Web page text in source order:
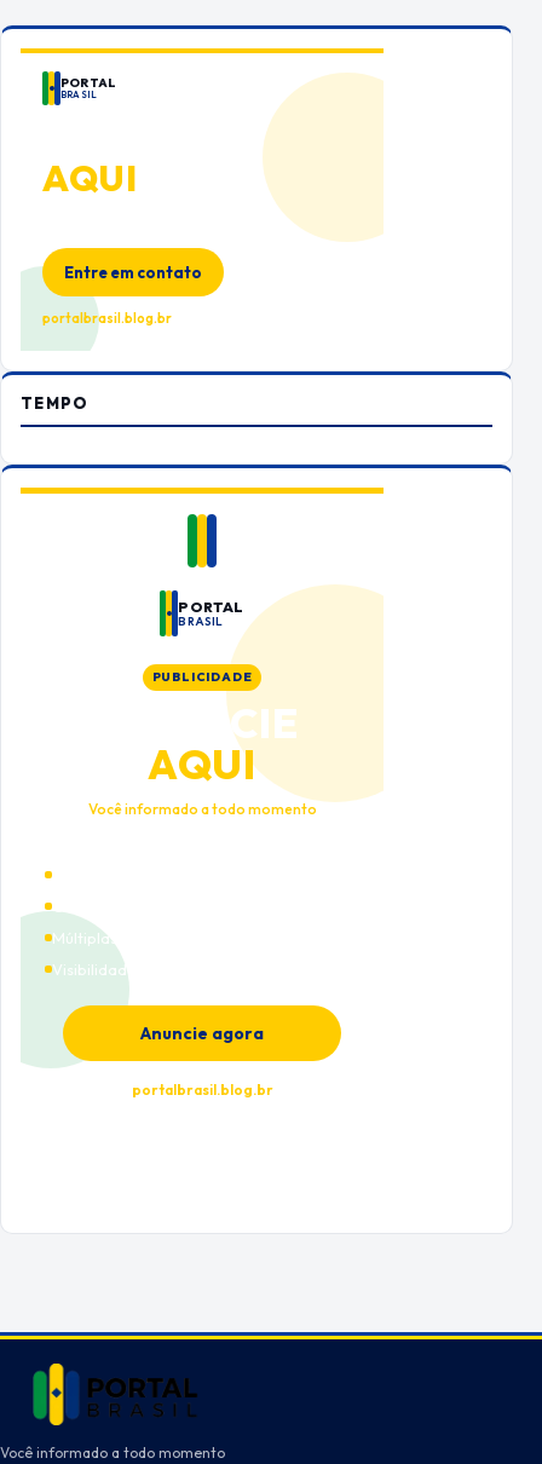
PORTAL
BRASIL
AQUI
Entre em contato
portalbrasil.blog.br
TEMPO
PORTAL
BRASIL
PUBLICIDADE
ANUNCIE
AQUI
Você informado a todo momento
Múltiplas categorias
Visibilidade premium
Anuncie agora
portalbrasil.blog.br
Você informado a todo momento